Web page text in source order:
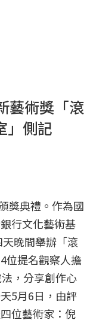
藝術獎「滾
」側記
獎典禮。作為國
行文化藝術基
晚間舉辦「滾
提名觀察人擔
，分享創作心
5月6日，由評
位藝術家：倪